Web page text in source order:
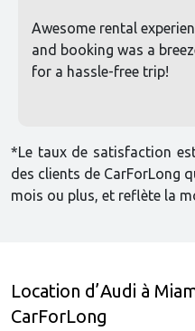
Awesome rental
and booking was a
for a hassle-free trip!
*Le taux de satisfaction
des clients de CarForLong
mois ou plus, et reflète la
Location d’Audi à
CarForLong